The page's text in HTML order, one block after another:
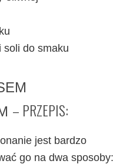
soli do smaku
– PRZEPIS:
jest bardzo
go na dwa sposoby: